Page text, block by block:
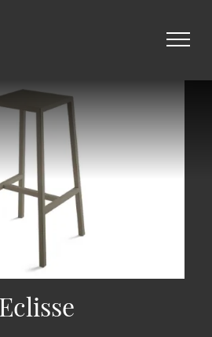
Eclisse